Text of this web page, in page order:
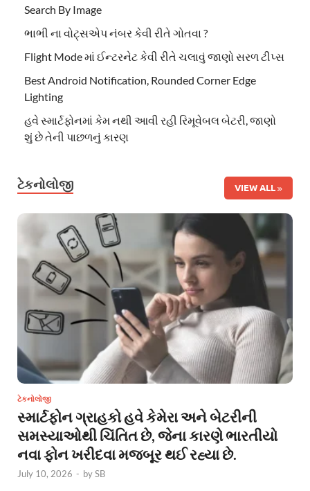
Search By Image
ભાભી ના વોટ્સએપ નંબર કેવી રીતે ગોતવા ?
Flight Mode માં ઈન્ટરનેટ કેવી રીતે ચલાવું જાણો સરળ ટીપ્સ
Best Android Notification, Rounded Corner Edge
Lighting
હવે સ્માર્ટફોનમાં કેમ નથી આવી રહી રિમૂવેબલ બેટરી, જાણો
શું છે તેની પાછળનું કારણ
ટેકનોલોજી VIEW ALL
ટેકનોલોજી
સ્માર્ટફોન ગ્રાહકો હવે કેમેરા અને બેટરીની
સમસ્યાઓથી ચિંતિત છે, જેના કારણે ભારતીયો
નવા ફોન ખરીદવા મજબૂર થઈ રહ્યા છે.
July 10, 2026 - bySB